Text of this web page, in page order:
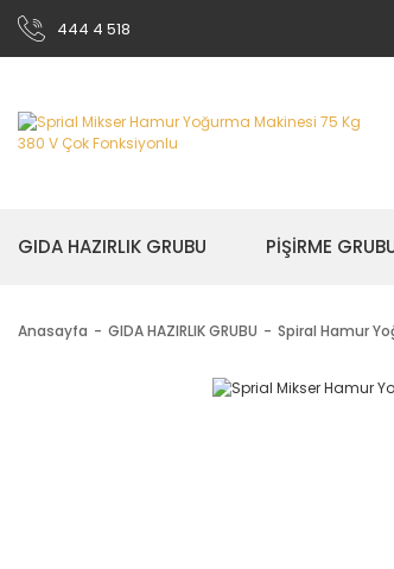
444 4 518
GIDA HAZIRLIK GRUBU PİŞİRME
Anasayfa GIDA HAZIRLIK GRUBU Spiral Hamur